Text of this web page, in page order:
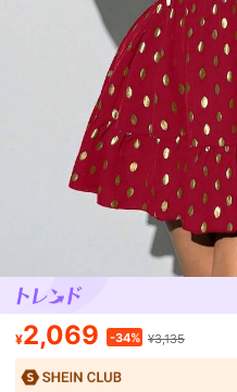
¥2,069 -34% ¥3,135